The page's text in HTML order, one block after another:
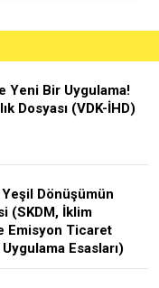
Yeni Bir Uygulama!
Dosyası (VDK-İHD)
Dönüşümün
(SKDM, İklim
Emisyon Ticaret
Esasları)